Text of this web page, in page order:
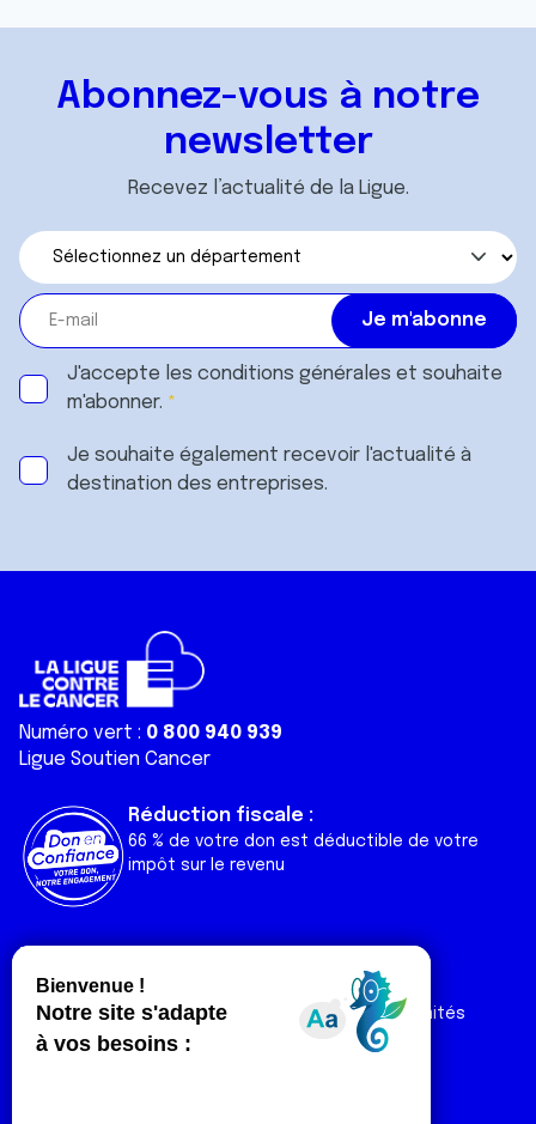
Abonnez-vous à notre
newsletter
Recevez l’actualité de la Ligue.
J'accepte les conditions générales et souhaite
m'abonner.
Je souhaite également recevoir l'actualité à
destination des entreprises.
Numéro vert : 0 800 940 939
Ligue Soutien Cancer
Réduction fiscale :
66 % de votre don est déductible de votre
impôt sur le revenu
Liens utiles
Nos actualités
Nos publications
Contact
Espace Ligue & comités
Espace chercheur